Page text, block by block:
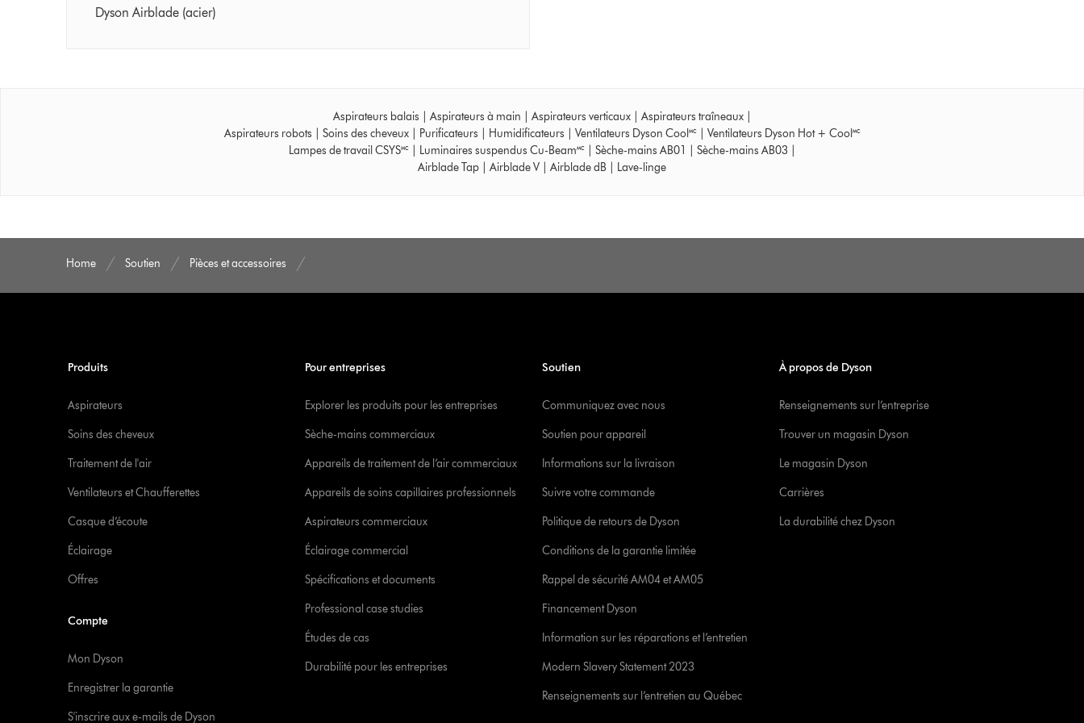
Dyson Airblade (acier)
Aspirateurs balais Aspirateurs à main Aspirateurs verticaux| Aspirateurs traîneaux|
Aspirateurs robots
Soins des cheveux| Purificateurs Humidificateurs Ventilateurs Dyson Cool🅪
Ventilateurs Dyson Hot + Cool🅪
Lampes de travail CSYS🅪
Luminaires suspendus Cu-Beam🅪 Sèche-mains AB01 Sèche-mains AB03
Airblade Tap
Airblade V Airblade dB Lave-linge
Home Soutien Pièces et accessoires
Produits
Aspirateurs
Soins des cheveux
Traitement de l'air
Ventilateurs et Chaufferettes
Casque d’écoute
Éclairage
Offres
Compte
Mon Dyson
Enregistrer la garantie
S'inscrire aux e-mails de Dyson
Pour entreprises
Explorer les produits pour les entreprises
Sèche-mains commerciaux
Appareils de traitement de l’air commerciaux
Appareils de soins capillaires professionnels
Aspirateurs commerciaux
Éclairage commercial
Spécifications et documents
Professional case studies
Études de cas
Durabilité pour les entreprises
Soutien
Communiquez avec nous
Soutien pour appareil
Informations sur la livraison
Suivre votre commande
Politique de retours de Dyson
Conditions de la garantie limitée
Rappel de sécurité AM04 et AM05
Financement Dyson
Information sur les réparations et l’entretien
Modern Slavery Statement 2023
Renseignements sur l’entretien au Québec
À propos de Dyson
Renseignements sur l’entreprise
Trouver un magasin Dyson
Le magasin Dyson
Carrières
La durabilité chez Dyson